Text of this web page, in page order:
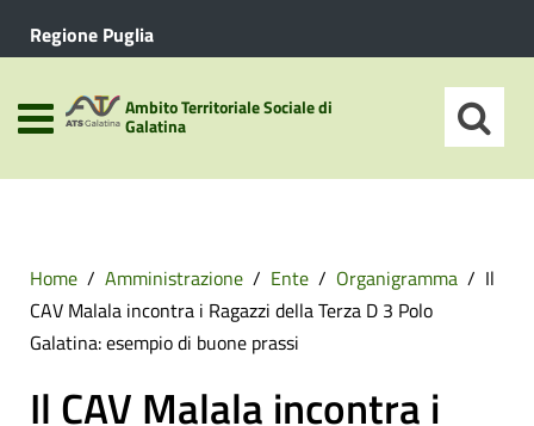
Regione Puglia
Ambito Territoriale Sociale di
Galatina
Home Amministrazione Ente Organigramma
Il
CAV Malala incontra i Ragazzi della Terza D 3 Polo
Galatina: esempio di buone prassi
Il CAV Malala incontra i